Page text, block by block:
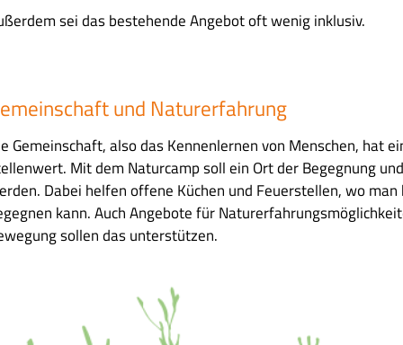
sei das bestehende Angebot oft wenig inklusiv.
und Naturerfahrung
Gemeinschaft, also das Kennenlernen von Menschen, hat
Mit dem Naturcamp soll ein Ort der Begegnung
Dabei helfen offene Küchen und Feuerstellen, wo man
kann. Auch Angebote für
sollen das unterstützen.